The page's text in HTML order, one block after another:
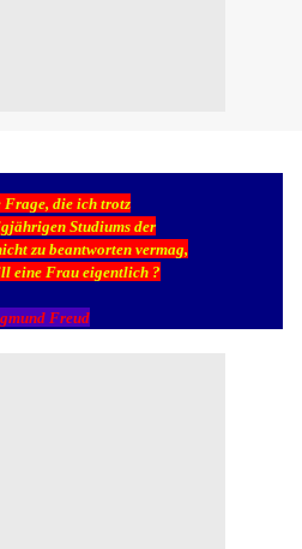
Frage, die ich trotz
Studiums der
zu beantworten vermag,
eine Frau eigentlich ?
Freud